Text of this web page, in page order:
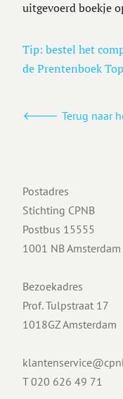
uitgevoerd boekje
Tip: bestel het
de Prentenboek
Terug naar
Postadres
Stichting CPNB
Postbus 15555
1001 NB Amsterdam
Bezoekadres
Prof. Tulpstraat 17
1018GZ Amsterdam
T020 626 49 71